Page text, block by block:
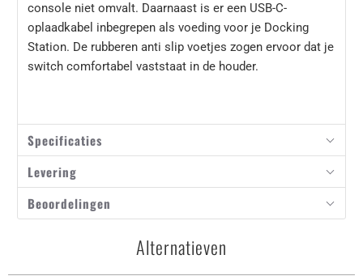
console niet omvalt. Daarnaast is er een USB-C-
oplaadkabel inbegrepen als voeding voor je Docking
Station. De rubberen anti slip voetjes zogen ervoor dat je
switch comfortabel vaststaat in de houder.
Specificaties
Levering
Beoordelingen
Alternatieven